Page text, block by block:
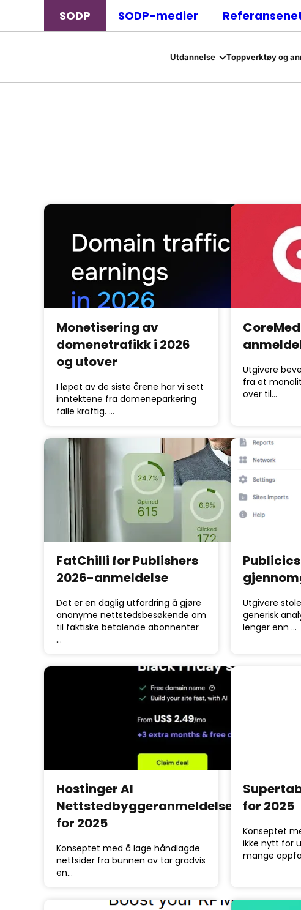
SODP SODP-medier
Utdannelse Toppverktøy og
Monetisering av
domenetrafikk i 2026
og utover
I løpet av de siste årene har vi sett
inntektene fra domeneparkering
falle kraftig. …
Utgivere
fra et
over til…
FatChilli for Publishers
2026-anmeldelse
Det er en daglig utfordring å gjøre
anonyme nettstedsbesøkende om
til faktiske betalende abonnenter
…
Utgivere
generisk
lenger enn …
Hostinger AI
Nettstedbyggeranmeldelse
for 2025
Konseptet med å lage håndlagde
nettsider fra bunnen av tar gradvis
en…
for 2025
Konseptet
ikke nytt for
mange